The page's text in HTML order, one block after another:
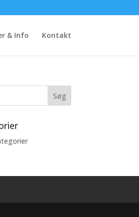
& Info Kontakt